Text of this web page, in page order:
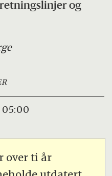
og
05:00
over ti år